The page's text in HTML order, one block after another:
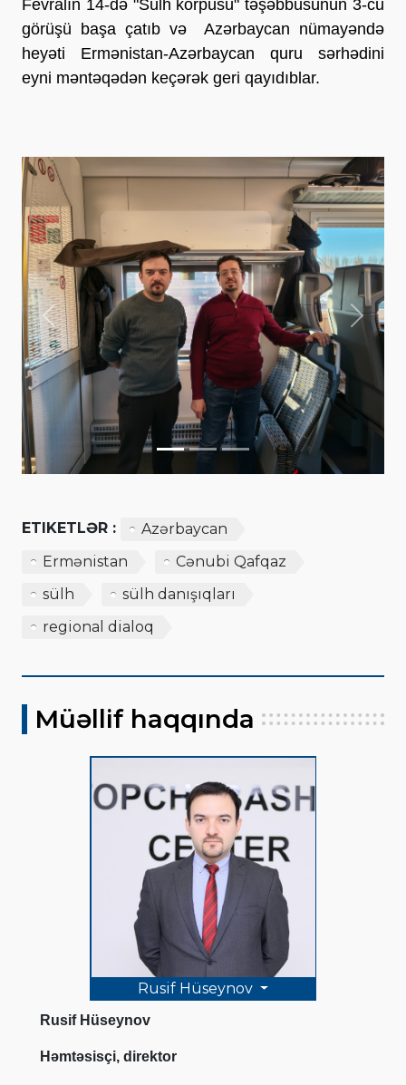
Fevralın 14-də "Sülh körpüsü" təşəbbüsünün 3-cü
görüşü başa çatıb və Azərbaycan nümayəndə
heyəti Ermənistan-Azərbaycan quru sərhədini
eyni məntəqədən keçərək geri qayıdıblar.
Previous Next
ETIKETLƏR :
Azərbaycan
Ermənistan
Cənubi Qafqaz
sülh
sülh danışıqları
regional dialoq
Müəllif haqqında
Rusif Hüseynov
Rusif Hüseynov
Həmtəsisçi, direktor